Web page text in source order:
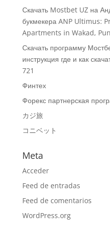
Скачать Mostbet UZ на
букмекера ANP Ultimus:
Apartments in Wakad,
Скачать программу
инструкция где и как
721
Финтех
Форекс партнерская
カジ旅
コニベット
Meta
Acceder
Feed de entradas
Feed de comentarios
WordPress.org